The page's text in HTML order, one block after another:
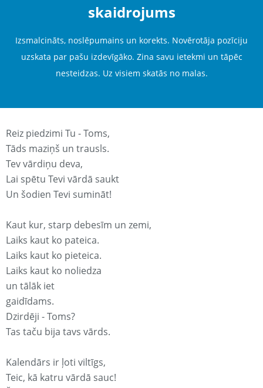
skaidrojums
Izsmalcināts, noslēpumains un korekts. Novērotāja pozīciju
uzskata par pašu izdevīgāko. Zina savu ietekmi un tāpēc
nesteidzas. Uz visiem skatās no malas.
Reiz piedzimi Tu - Toms,
Tāds maziņš un trausls.
Tev vārdiņu deva,
Lai spētu Tevi vārdā saukt
Un šodien Tevi sumināt!
Kaut kur, starp debesīm un zemi,
Laiks kaut ko pateica.
Laiks kaut ko pieteica.
Laiks kaut ko noliedza
un tālāk iet
gaidīdams.
Dzirdēji - Toms?
Tas taču bija tavs vārds.
Kalendārs ir ļoti viltīgs,
Teic, kā katru vārdā sauc!